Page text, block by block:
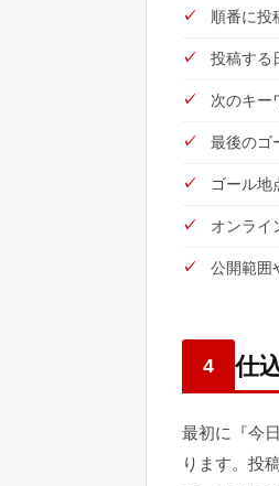
順番に投
投稿する
次のキー
最後のゴ
ゴール地
オンライ
公開範囲
4 仕
最初に『今
ります。投